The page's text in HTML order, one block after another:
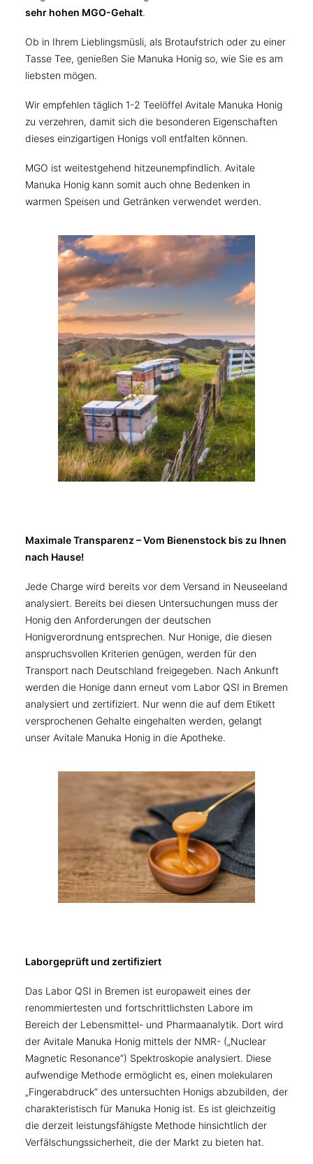
sehr hohen MGO-Gehalt.
Ob in Ihrem Lieblingsmüsli, als Brotaufstrich oder zu einer
Tasse Tee, genießen Sie Manuka Honig so, wie Sie es am
liebsten mögen.
Wir empfehlen täglich 1-2 Teelöffel Avitale Manuka Honig
zu verzehren, damit sich die besonderen Eigenschaften
dieses einzigartigen Honigs voll entfalten können.
MGO ist weitestgehend hitzeunempfindlich. Avitale
Manuka Honig kann somit auch ohne Bedenken in
warmen Speisen und Getränken verwendet werden.
Maximale Transparenz – Vom Bienenstock bis zu Ihnen
nach Hause!
Jede Charge wird bereits vor dem Versand in Neuseeland
analysiert. Bereits bei diesen Untersuchungen muss der
Honig den Anforderungen der deutschen
Honigverordnung entsprechen. Nur Honige, die diesen
anspruchsvollen Kriterien genügen, werden für den
Transport nach Deutschland freigegeben. Nach Ankunft
werden die Honige dann erneut vom Labor QSI in Bremen
analysiert und zertifiziert. Nur wenn die auf dem Etikett
versprochenen Gehalte eingehalten werden, gelangt
unser Avitale Manuka Honig in die Apotheke.
Laborgeprüft und zertifiziert
Das Labor QSI in Bremen ist europaweit eines der
renommiertesten und fortschrittlichsten Labore im
Bereich der Lebensmittel- und Pharmaanalytik. Dort wird
der Avitale Manuka Honig mittels der NMR- („Nuclear
Magnetic Resonance“) Spektroskopie analysiert. Diese
aufwendige Methode ermöglicht es, einen molekularen
„Fingerabdruck“ des untersuchten Honigs abzubilden, der
charakteristisch für Manuka Honig ist. Es ist gleichzeitig
die derzeit leistungsfähigste Methode hinsichtlich der
Verfälschungssicherheit, die der Markt zu bieten hat.